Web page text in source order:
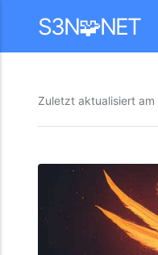
S3N🧩NET
Zuletzt aktualisiert am